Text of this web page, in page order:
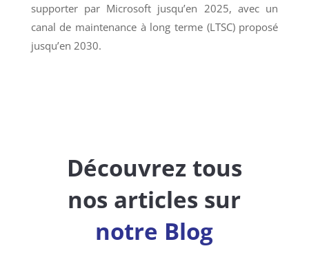
supporter par Microsoft jusqu’en 2025, avec un
canal de maintenance à long terme (LTSC) proposé
jusqu’en 2030.
Découvrez tous
nos articles sur
notre Blog